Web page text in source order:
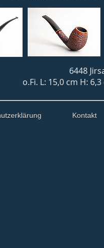
6448
o.Fi. L: 15,0 cm H:
Kontakt